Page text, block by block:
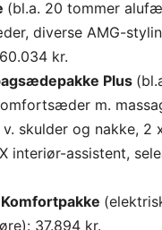
(bl.a. 20 tommer
diverse AMG-
kr.
Plus
m.
skulder og nakke, 2
interiør-assistent,
37.894 kr.